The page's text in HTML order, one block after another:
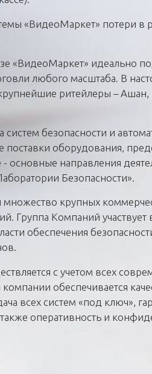
«ВидеоМаркет» потери в
«ВидеоМаркет» идеально
любого масштаба. В
ритейлеры – Ашан,
систем безопасности и
поставки оборудования,
основные направления
Безопасности».
множество крупных
Группа Компаний
обеспечения
с учетом всех
обеспечивается
всех систем «под ключ»,
оперативность и